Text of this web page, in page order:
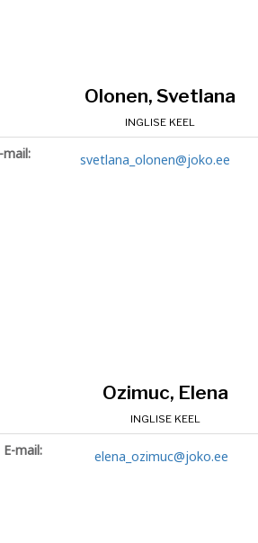
Olonen, Svetlana
INGLISE KEEL
mail: svetlana_olonen@joko.ee
Ozimuc, Elena
INGLISE KEEL
E-mail: elena_ozimuc@joko.ee